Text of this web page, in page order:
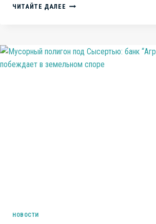
ЧИТАЙТЕ ДАЛЕЕ ЖК
ДОЛЬЩИКОВ
И
НОВОСТИ